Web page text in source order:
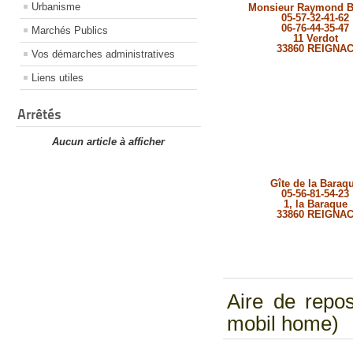
Urbanisme
Marchés Publics
Vos démarches administratives
Liens utiles
Arrêtés
Aucun article à afficher
Monsieur Raymond
05-57-32-41-62
06-76-44-35-47
11 Verdot
33860
Gîte de la
05-56-81-54-23
1, la Baraque
33860
Aire de
mobil home)